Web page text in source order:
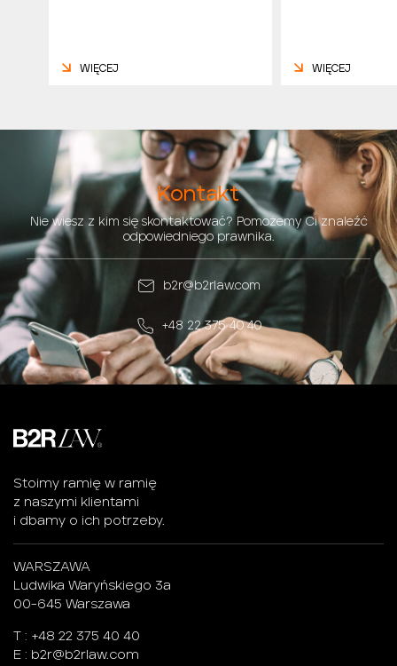
WIĘCEJ WIĘCEJ
Kontakt
Nie wiesz z kim się skontaktować? Pomożemy Ci znaleźć
odpowiedniego prawnika.
b2r@b2rlaw.com
+48 22 375 40 40
Stoimy ramię w ramię
z naszymi klientami
i dbamy o ich potrzeby.
WARSZAWA
Ludwika Waryńskiego 3a
00-645 Warszawa
T : +48 22 375 40 40
E : b2r@b2rlaw.com